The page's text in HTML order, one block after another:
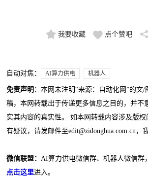
我要收藏 点个赞吧
自动对焦： AI算力供电 机器人
免责声明 ：本网未注明“来源：自动化网”的文
稿，本网转载出于传递更多信息之目的，并不
实其内容的真实性。 如本网转载内容涉及版
有疑议，请发邮件至edit@zidonghua.com.cn，
微信联盟： AI算力供电微信群、机器人微信群
点击这里进入。